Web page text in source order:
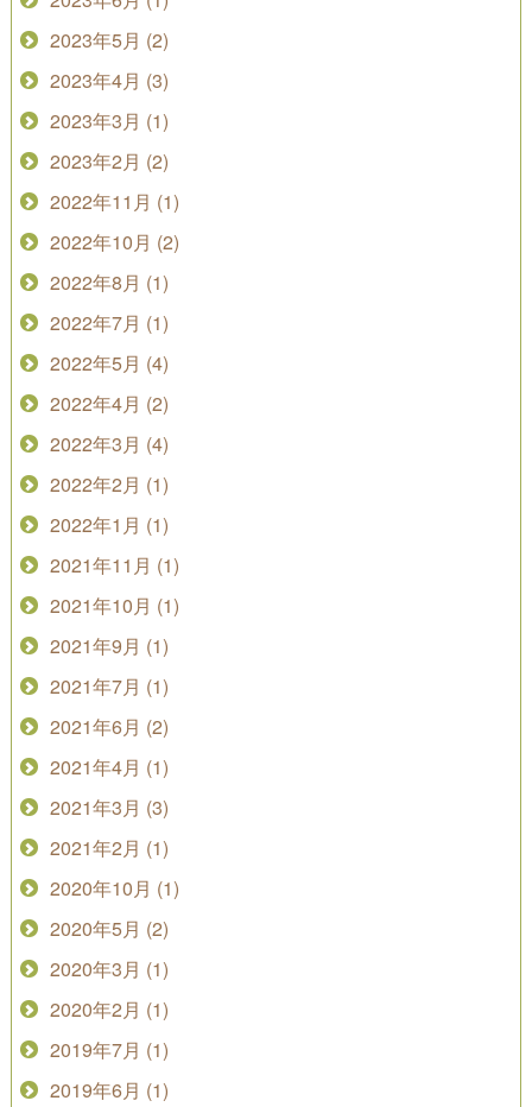
2023年5月 (2)
2023年4月 (3)
2023年3月 (1)
2023年2月 (2)
2022年11月 (1)
2022年10月 (2)
2022年8月 (1)
2022年7月 (1)
2022年5月 (4)
2022年4月 (2)
2022年3月 (4)
2022年2月 (1)
2022年1月 (1)
2021年11月 (1)
2021年10月 (1)
2021年9月 (1)
2021年7月 (1)
2021年6月 (2)
2021年4月 (1)
2021年3月 (3)
2021年2月 (1)
2020年10月 (1)
2020年5月 (2)
2020年3月 (1)
2020年2月 (1)
2019年7月 (1)
2019年6月 (1)